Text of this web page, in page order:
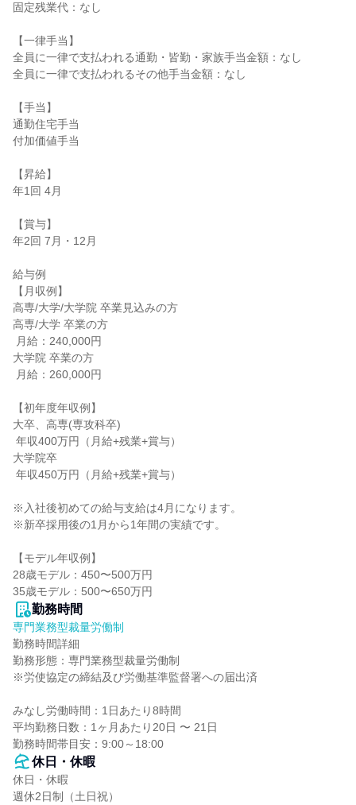
固定残業代：なし
【一律手当】
全員に一律で支払われる通勤・皆勤・家族手当金額：なし
全員に一律で支払われるその他手当金額：なし
【手当】
通勤住宅手当
付加価値手当
【昇給】
年1回 4月
【賞与】
年2回 7月・12月
給与例
【月収例】
高専/大学/大学院 卒業見込みの方
高専/大学 卒業の方
大学院 卒業の方
【初年度年収例】
大卒、高専(専攻科卒)
大学院卒
※入社後初めての給与支給は4月になります。
※新卒採用後の1月から1年間の実績です。
【モデル年収例】
28歳モデル：450〜500万円
35歳モデル：500〜650万円
勤務時間
専門業務型裁量労働制
勤務時間詳細
勤務形態：専門業務型裁量労働制
※労使協定の締結及び労働基準監督署への届出済
みなし労働時間：1日あたり8時間
平均勤務日数：1ヶ月あたり20日 〜 21日
勤務時間帯目安：9:00～18:00
休日・休暇
休日・休暇
週休2日制（土日祝）